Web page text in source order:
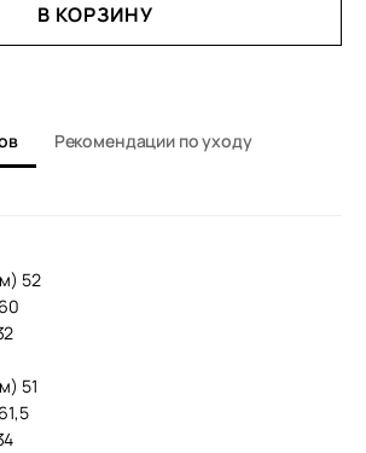
В КОРЗИНУ
Рекомендации по уходу
52
51